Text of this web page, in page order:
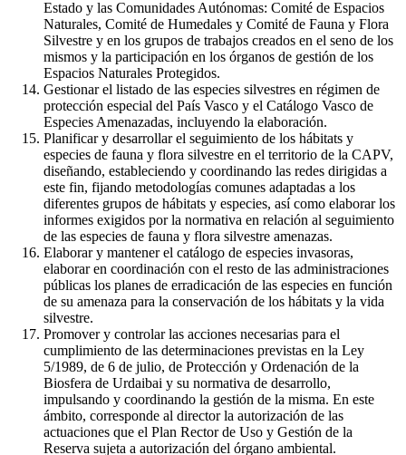
Estado y las Comunidades Autónomas: Comité de Espacios
Naturales, Comité de Humedales y Comité de Fauna y Flora
Silvestre y en los grupos de trabajos creados en el seno de los
mismos y la participación en los órganos de gestión de los
Espacios Naturales Protegidos.
Gestionar el listado de las especies silvestres en régimen de
protección especial del País Vasco y el Catálogo Vasco de
Especies Amenazadas, incluyendo la elaboración.
Planificar y desarrollar el seguimiento de los hábitats y
especies de fauna y flora silvestre en el territorio de la CAPV,
diseñando, estableciendo y coordinando las redes dirigidas a
este fin, fijando metodologías comunes adaptadas a los
diferentes grupos de hábitats y especies, así como elaborar los
informes exigidos por la normativa en relación al seguimiento
de las especies de fauna y flora silvestre amenazas.
Elaborar y mantener el catálogo de especies invasoras,
elaborar en coordinación con el resto de las administraciones
públicas los planes de erradicación de las especies en función
de su amenaza para la conservación de los hábitats y la vida
silvestre.
Promover y controlar las acciones necesarias para el
cumplimiento de las determinaciones previstas en la Ley
5/1989, de 6 de julio, de Protección y Ordenación de la
Biosfera de Urdaibai y su normativa de desarrollo,
impulsando y coordinando la gestión de la misma. En este
ámbito, corresponde al director la autorización de las
actuaciones que el Plan Rector de Uso y Gestión de la
Reserva sujeta a autorización del órgano ambiental.